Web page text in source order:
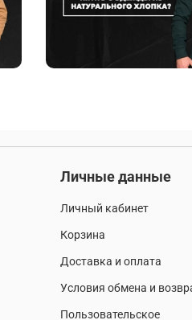
Личные данные
Личный кабинет
Корзина
Доставка и оплата
Условия обмена и
Пользовательское